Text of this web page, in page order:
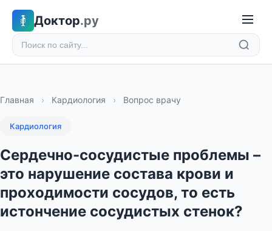
Доктор.ру
Главная › Кардиология › Вопрос врачу
Кардиология
Сердечно-сосудистые проблемы –
это нарушение состава крови и
проходимости сосудов, то есть
истончение сосудистых стенок?